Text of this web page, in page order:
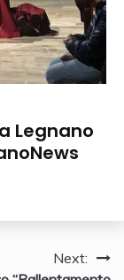
Legnano
Next: